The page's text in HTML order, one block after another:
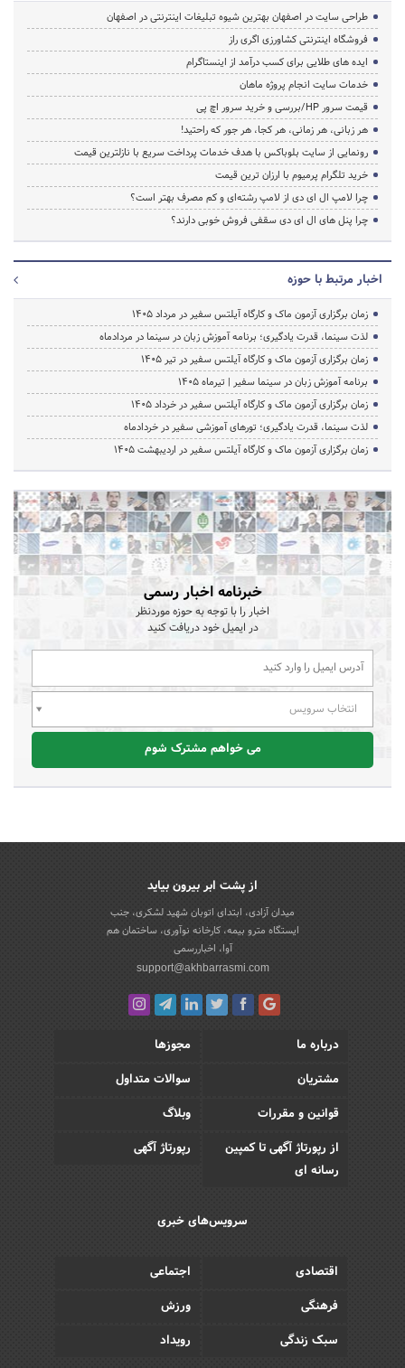
طراحی سایت در اصفهان بهترین شیوه تبلیغات اینترنتی در اصفهان
فروشگاه اینترنتی کشاورزی اگری راز
ایده های طلایی برای کسب درآمد از اینستاگرام
خدمات سایت انجام پروژه ماهان
قیمت سرور HP/بررسی و خرید سرور اچ پی
هر زبانی، هر زمانی، هر کجا، هر جور که راحتید!
رونمایی از سایت بلوباکس با هدف خدمات پرداخت سریع با نازلترین قیمت
خرید تلگرام پرمیوم با ارزان ترین قیمت
چرا لامپ ال ای دی از لامپ رشته‌ای و کم مصرف بهتر است؟
چرا پنل های ال ای دی سقفی فروش خوبی دارند؟
اخبار مرتبط با حوزه
زمان برگزاری آزمون ماک و کارگاه آیلتس سفیر در مرداد 1405
لذت سینما، قدرت یادگیری؛ برنامه آموزش زبان در سینما در مردادماه
زمان برگزاری آزمون ماک و کارگاه آیلتس سفیر در تیر 1405
برنامه آموزش زبان در سینما سفیر | تیرماه ۱۴۰۵
زمان برگزاری آزمون ماک و کارگاه آیلتس سفیر در خرداد 1405
لذت سینما، قدرت یادگیری؛ تورهای آموزشی سفیر در خردادماه
زمان برگزاری آزمون ماک و کارگاه آیلتس سفیر در اردیبهشت 1405
خبرنامه اخبار رسمی
اخبار را با توجه به حوزه موردنظر
در ایمیل خود دریافت کنید
انتخاب سرویس
می خواهم مشترک شوم
از پشت ابر بیرون بیاید
میدان آزادی، ابتدای اتوبان شهید لشکری، جنب
ایستگاه مترو بیمه، کارخانه نوآوری، ساختمان هم
آوا، اخباررسمی
support@akhbarrasmi.com
درباره ما
مجوزها
مشتریان
سوالات متداول
قوانین و مقررات
وبلاگ
از رپورتاژ آگهی تا کمپین
رسانه ای
رپورتاژ آگهی
سرویس‌های خبری
اقتصادی
اجتماعی
فرهنگی
ورزش
سبک زندگی
رویداد